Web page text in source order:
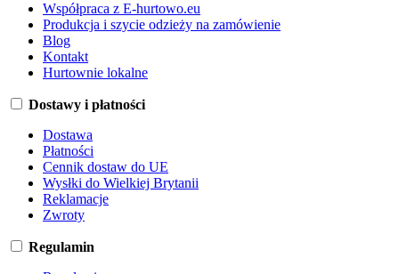
Współpraca z E-hurtowo.eu
Produkcja i szycie odzieży na zamówienie
Blog
Kontakt
Hurtownie lokalne
Dostawy i płatności
Dostawa
Płatności
Cennik dostaw do UE
Wysłki do Wielkiej Brytanii
Reklamacje
Zwroty
Regulamin